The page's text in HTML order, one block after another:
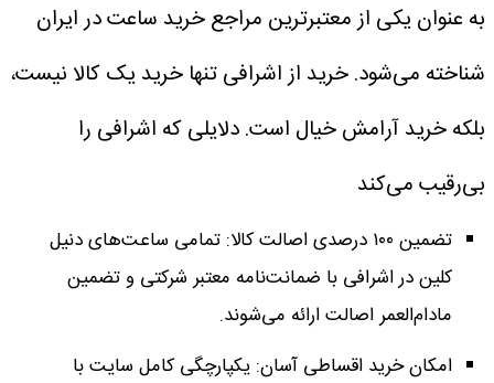
به عنوان یکی از معتبرترین مراجع خرید ساعت در ایران
شناخته می‌شود. خرید از اشرافی تنها خرید یک کالا نیست،
بلکه خرید آرامش خیال است.دلایلی که اشرافی را
بی‌رقیب می‌کند
تضمین ۱۰۰ درصدی اصالت کالا: تمامی ساعت‌های دنیل
کلین در اشرافی با ضمانت‌نامه معتبر شرکتی و تضمین
مادام‌العمر اصالت ارائه می‌شوند.
امکان خرید اقساطی آسان: یکپارچگی کامل سایت با